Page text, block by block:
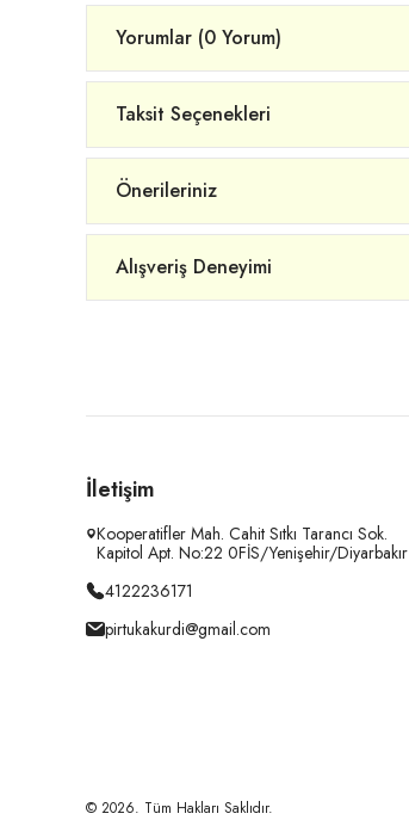
Yorumlar (0 Yorum)
Taksit Seçenekleri
Önerileriniz
Alışveriş Deneyimi
İletişim
Kooperatifler Mah. Cahit Sıtkı Tarancı Sok.
Kapitol Apt. No:22 0FİS/Yenişehir/Diyarbakır
4122236171
pirtukakurdi@gmail.com
© 2026. Tüm Hakları Saklıdır.